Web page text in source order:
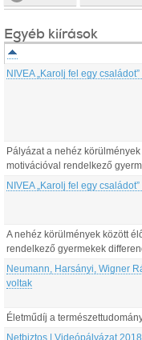
Egyéb kiírások
NIVEA „Karolj fel egy
Pályázat a nehéz
motivációval rendelkező
NIVEA „Karolj fel egy
A nehéz körülmények között
rendelkező gyermekek
Neumann, Harsányi, Wigner
voltak
Életműdíj a
Netbiztos | Videópályázat 2018